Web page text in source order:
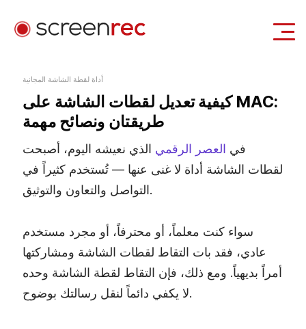
تسجيل الدخول تحميل مجاني
أداة لقطة الشاشة المجانية
كيفية تعديل لقطات الشاشة على MAC:
طريقتان ونصائح مهمة
في العصر الرقمي الذي نعيشه اليوم، أصبحت
لقطات الشاشة أداة لا غنى عنها — تُستخدم كثيراً في
التواصل والتعاون والتوثيق.
سواء كنت معلماً، أو محترفاً، أو مجرد مستخدم
عادي، فقد بات التقاط لقطات الشاشة ومشاركتها
أمراً بديهياً. ومع ذلك، فإن التقاط لقطة الشاشة وحده
لا يكفي دائماً لنقل رسالتك بوضوح.